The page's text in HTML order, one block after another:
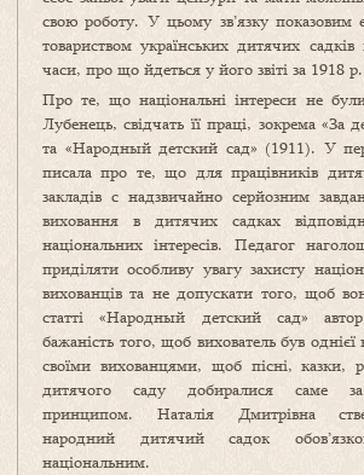
свою роботу. У цьому зв’язку показовим
товариством українських дитячих
часи, про що йдеться у його звіті за 1918 р.
Про те, що національні інтереси не
Лубенець, свідчать її праці, зокрема «За
та «Народный детский сад» (1911). У
писала про те, що для працівників
закладів с надзвичайно серйозним
виховання в дитячих садках
національних інтересів. Педагог
приділяти особливу увагу захисту
вихованців та не допускати того, щоб
статті «Народный детский сад»
бажаність того, щоб вихователь був однієї
своїми вихованцями, щоб пісні, казки,
дитячого саду добиралися саме за
принципом. Наталія Дмитрівна
народний дитячий садок
національним.